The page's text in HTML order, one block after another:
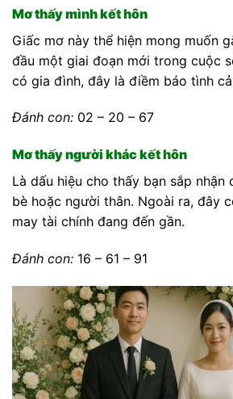
Mơ thấy mình kết hôn
Giấc mơ này thể hiện mong muốn
đầu một giai đoạn mới trong cuộc
có gia đình, đây là điềm báo tình
Đánh con: 02 – 20 – 67
Mơ thấy người khác kết hôn
Là dấu hiệu cho thấy bạn sắp
bè hoặc người thân. Ngoài ra, đây
may tài chính đang đến gần.
Đánh con: 16 – 61 – 91